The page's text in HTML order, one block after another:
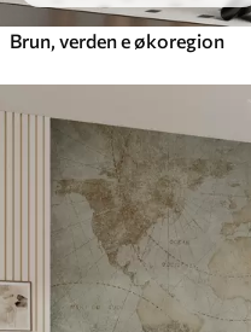
Brun, verden e økoregion